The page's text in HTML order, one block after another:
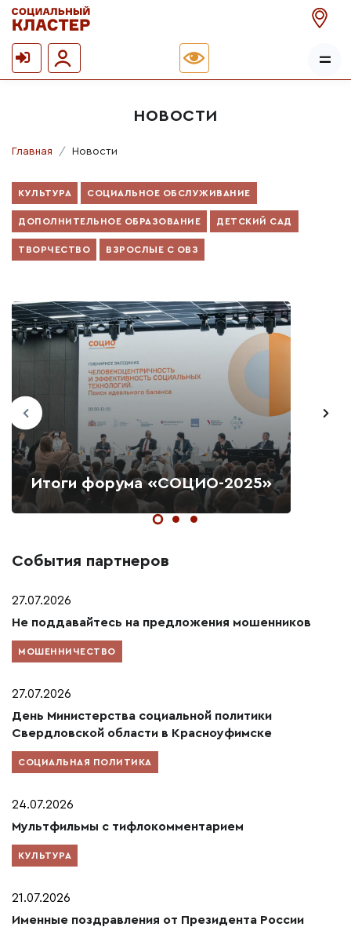
НОВОСТИ
Главная Новости
КУЛЬТУРА СОЦИАЛЬНОЕ ОБСЛУЖИВАНИЕ
ДОПОЛНИТЕЛЬНОЕ ОБРАЗОВАНИЕ ДЕТСКИЙ САД
ТВОРЧЕСТВО ВЗРОСЛЫЕ С ОВЗ
Итоги форума «СОЦИО-2025»
События партнеров
27.07.2026
Не поддавайтесь на предложения мошенников
МОШЕННИЧЕСТВО
27.07.2026
День Министерства социальной политики
Свердловской области в Красноуфимске
СОЦИАЛЬНАЯ ПОЛИТИКА
24.07.2026
Мультфильмы с тифлокомментарием
КУЛЬТУРА
21.07.2026
Именные поздравления от Президента России